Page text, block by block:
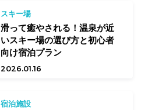
スキー場
滑って癒やされる！温泉が近
いスキー場の選び方と初心者
向け宿泊プラン
2026.01.16
宿泊施設